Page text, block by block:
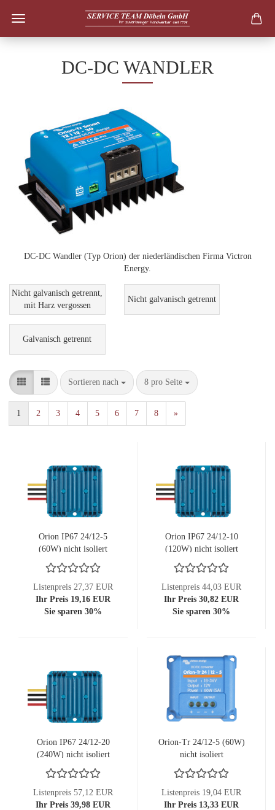
DC-DC WANDLER
DC-DC Wandler (Typ Orion) der niederländischen Firma Victron
Energy.
Nicht galvanisch getrennt,
mit Harz vergossen
Nicht galvanisch getrennt
Galvanisch getrennt
Sortieren nach
Sortieren nach 8 pro Seite
pro Seite
1 2 3 4 5 6 7 8 »
Orion IP67 24/12-5
(60W) nicht isoliert
Listenpreis 27,37 EUR
Ihr Preis 19,16 EUR
Sie sparen 30%
Orion IP67 24/12-10
(120W) nicht isoliert
Listenpreis 44,03 EUR
Ihr Preis 30,82 EUR
Sie sparen 30%
Orion IP67 24/12-20
(240W) nicht isoliert
Listenpreis 57,12 EUR
Ihr Preis 39,98 EUR
Orion-Tr 24/12-5 (60W)
nicht isoliert
Listenpreis 19,04 EUR
Ihr Preis 13,33 EUR